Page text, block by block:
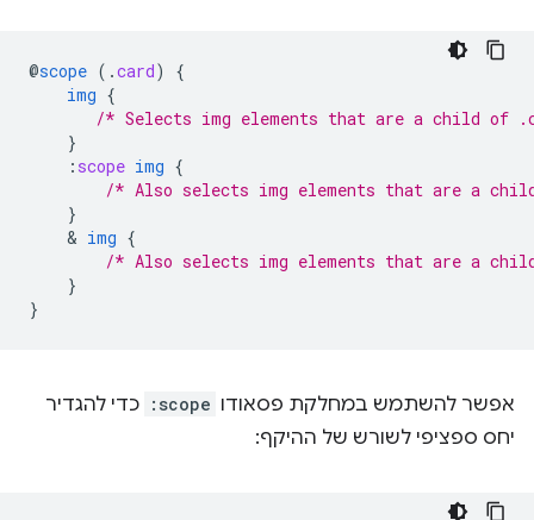
@scope ( .card)
{
img {
/* Selects img elements that are a child of
}
: scope img {
/* Also selects img elements that are a
}
    &
img {
/* Also selects img elements that are a
}
}
אפשר להשתמש במחלקת פסאודו :scope כדי להגדיר
יחס ספציפי לשורש של ההיקף: